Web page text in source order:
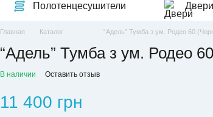
Полотенцесушители Двери
Главная Каталог “Адель” Тумба з ум. Родео 60
“Адель” Тумба з ум. Родео
В наличии Оставить отзыв
11 400 грн